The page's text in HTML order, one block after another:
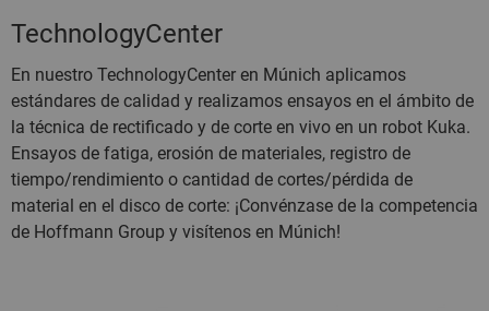
TechnologyCenter
En nuestro TechnologyCenter en Múnich aplicamos
estándares de calidad y realizamos ensayos en el ámbito de
la técnica de rectificado y de corte en vivo en un robot Kuka.
Ensayos de fatiga, erosión de materiales, registro de
tiempo/rendimiento o cantidad de cortes/pérdida de
material en el disco de corte: ¡Convénzase de la competencia
de Hoffmann Group y visítenos en Múnich!